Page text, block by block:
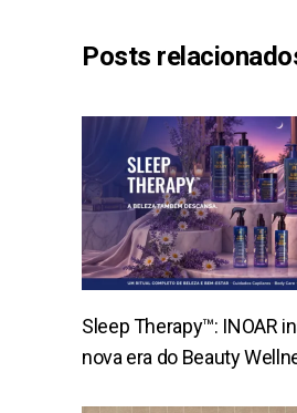
Posts
Sleep Therapy™: INOAR
nova era do Beauty